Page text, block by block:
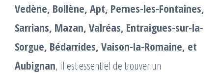
Vedène, Bollène, Apt, Pernes-les-Fontaines,
Sarrians, Mazan, Valréas, Entraigues-sur-la-
Sorgue, Bédarrides, Vaison-la-Romaine, et
Aubignan, il est essentiel de trouver un